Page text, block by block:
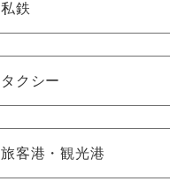
私鉄
タクシー
旅客港・観光港